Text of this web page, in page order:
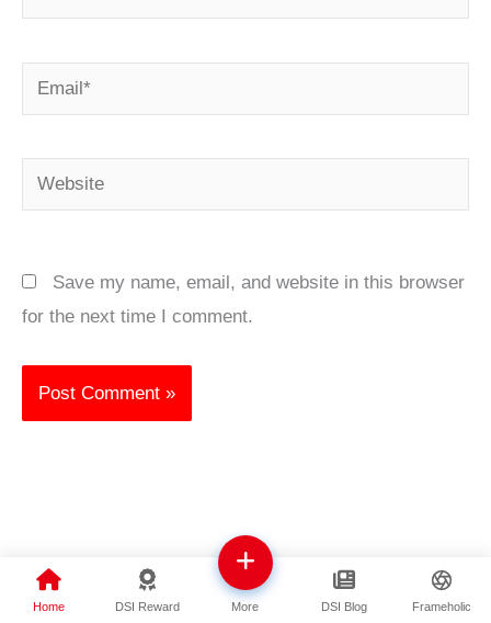
Email*
Website
Save my name, email, and website in this browser
for the next time I comment.
Home DSI Reward More DSI Blog Frameholic